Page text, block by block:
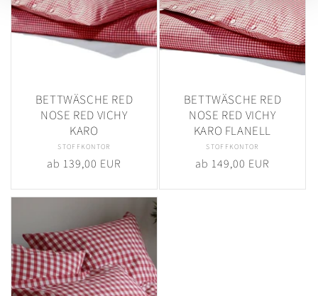
BETTWÄSCHE RED
NOSE RED VICHY
KARO
Anbieter:
STOFFKONTOR
Normaler
ab 139,00 EUR
BETTWÄSCHE RED
NOSE RED VICHY
KARO FLANELL
Anbieter:
STOFFKONTOR
Normaler
ab 149,00 EUR